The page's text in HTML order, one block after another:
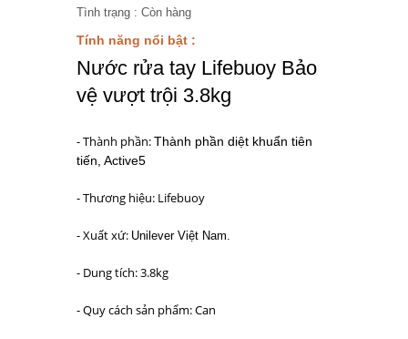
Tình trạng : Còn hàng
Tính năng nổi bật :
Nước rửa tay Lifebuoy Bảo
vệ vượt trội 3.8kg
- Thành phần:Thành phần diệt khuẩn tiên
tiến, Active5
- Thương hiệu: Lifebuoy
- Xuất xứ: Unilever Việt Nam.
- Dung tích: 3.8kg
- Quy cách sản phẩm: Can